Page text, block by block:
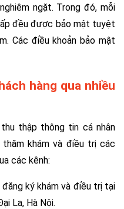
ngặt. Trong đó, mỗi
đều được bảo mật tuyệt
Các điều khoản bảo mật
hàng qua nhiều
thập thông tin cá nhân
khám và điều trị các
các kênh:
ký khám và điều trị tại
La, Hà Nội.